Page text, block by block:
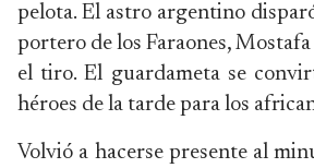
pelota. El astro argentino
portero de los Faraones,
el tiro. El guardameta se
héroes de la tarde para los
Volvió a hacerse presente al